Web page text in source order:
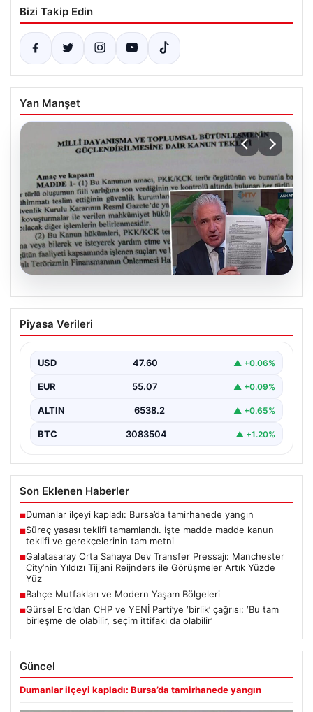
Bizi Takip Edin
Yan Manşet
05.08.2026
Süreç yasası teklifi tamamlandı. İşte
madde madde kanun teklifi ve
Piyasa Verileri
USD 47.60 ▲ +0.06%
EUR 55.07 ▲ +0.09%
ALTIN 6538.2 ▲ +0.65%
BTC 3083504 ▲ +1.20%
Son Eklenen Haberler
■Dumanlar ilçeyi kapladı: Bursa’da tamirhanede yangın
■Süreç yasası teklifi tamamlandı. İşte madde madde kanun
teklifi ve gerekçelerinin tam metni
■Galatasaray Orta Sahaya Dev Transfer Pressajı: Manchester
City’nin Yıldızı Tijjani Reijnders ile Görüşmeler Artık Yüzde
Yüz
■Bahçe Mutfakları ve Modern Yaşam Bölgeleri
■Gürsel Erol’dan CHP ve YENİ Parti’ye ‘birlik’ çağrısı: ‘Bu tam
birleşme de olabilir, seçim ittifakı da olabilir’
Güncel
Dumanlar ilçeyi kapladı: Bursa’da tamirhanede yangın